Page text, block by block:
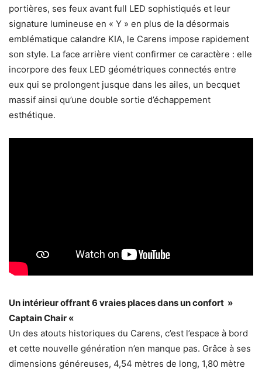
portières, ses feux avant full LED sophistiqués et leur
signature lumineuse en « Y » en plus de la désormais
emblématique calandre KIA, le Carens impose rapidement
son style. La face arrière vient confirmer ce caractère : elle
incorpore des feux LED géométriques connectés entre
eux qui se prolongent jusque dans les ailes, un becquet
massif ainsi qu’une double sortie d’échappement
esthétique.
Un intérieur offrant 6 vraies places dans un confort »
Captain Chair «
Un des atouts historiques du Carens, c’est l’espace à bord
et cette nouvelle génération n’en manque pas. Grâce à ses
dimensions généreuses, 4,54 mètres de long, 1,80 mètre